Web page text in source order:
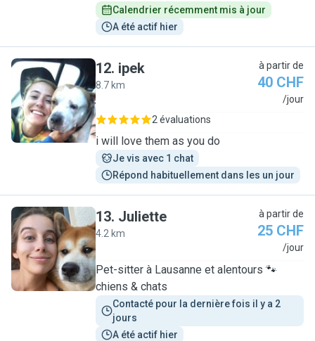
Calendrier récemment mis à jour
A été actif hier
I
12. ipek
8.7 km
à partir de
40 CHF
/jour
2 évaluations
i will love them as you do
Je vis avec 1 chat
Répond habituellement dans les un jour
J
13. Juliette
4.2 km
à partir de
25 CHF
/jour
Pet-sitter à Lausanne et alentours 🐾
chiens & chats
Contacté pour la dernière fois il y a 2
jours
A été actif hier